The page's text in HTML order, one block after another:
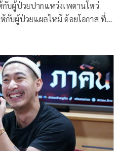
กับผู้ป่วยปากแหว่งเพดานโหว่
กับผู้ป่วยแผลไหม้ ด้อยโอกาส ที่
ตให้เขากลับสู่สังคม มีคุณภาพชีวิต